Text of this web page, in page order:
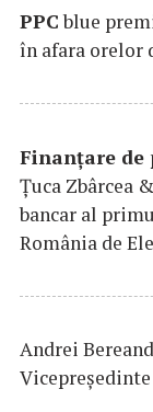
PPCblue
în afara orelor
Finanțare de
Țuca Zbârcea
bancar al
România de
Andrei